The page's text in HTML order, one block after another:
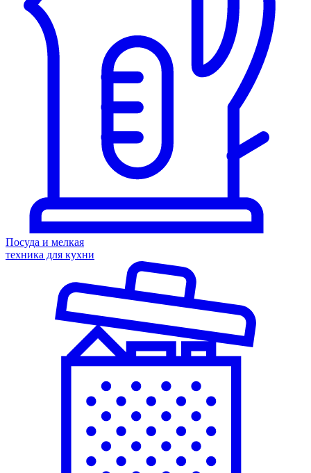
Посуда и мелкая
техника для кухни